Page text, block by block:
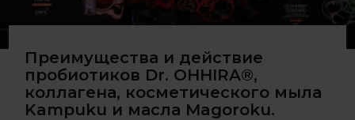
Преимущества и действие
пробиотиков Dr. OHHIRA®,
коллагена, косметического мыла
Kampuku и масла Magoroku.